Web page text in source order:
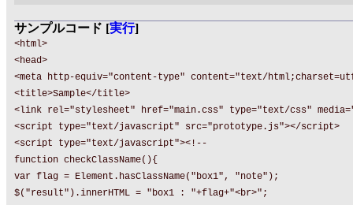
サンプルコード [実行]
<html>
<head>
<meta http-equiv="content-type" content="text/
<title>Sample</title>
<link rel="stylesheet" href="main.css" type="text/css"
<script type="text/javascript" src="prototype.js"></script>
<script type="text/javascript"><!--
function checkClassName(){
var flag = Element.hasClassName("box1", "note");
$("result").innerHTML = "box1 : "+flag+"<br>";